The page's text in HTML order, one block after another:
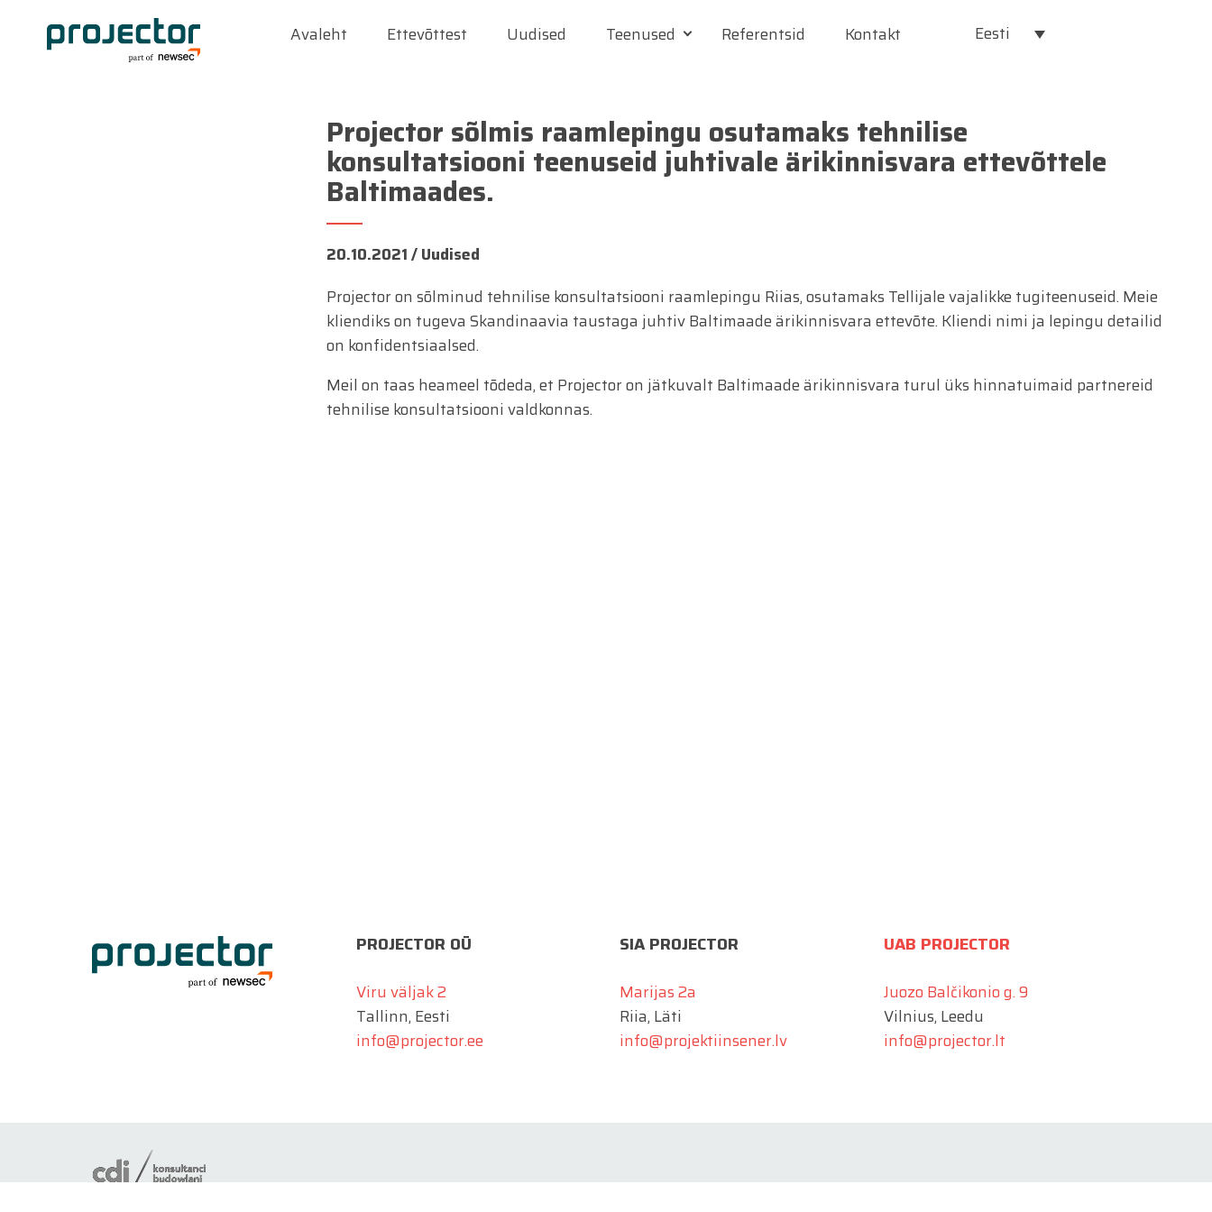
Avaleht Ettevõttest Uudised Teenused Referentsid Kontakt Eesti
Projector sõlmis raamlepingu osutamaks tehnilise
konsultatsiooni teenuseid juhtivale ärikinnisvara ettevõttele
Baltimaades.
20.10.2021 /Uudised
Projector on sõlminud tehnilise konsultatsiooni raamlepingu Riias, osutamaks Tellijale vajalikke tugiteenuseid. Meie
kliendiks on tugeva Skandinaavia taustaga juhtiv Baltimaade ärikinnisvara ettevõte. Kliendi nimi ja lepingu detailid
on konfidentsiaalsed.
Meil on taas heameel tõdeda, et Projector on jätkuvalt Baltimaade ärikinnisvara turul üks hinnatuimaid partnereid
tehnilise konsultatsiooni valdkonnas.
PROJECTOR OÜ
Viru väljak 2
Tallinn, Eesti
info@projector.ee
SIA PROJECTOR
Marijas 2a
Riia, Läti
info@projektiinsener.lv
UAB PROJECTOR
Juozo Balčikonio g. 9
Vilnius, Leedu
info@projector.lt